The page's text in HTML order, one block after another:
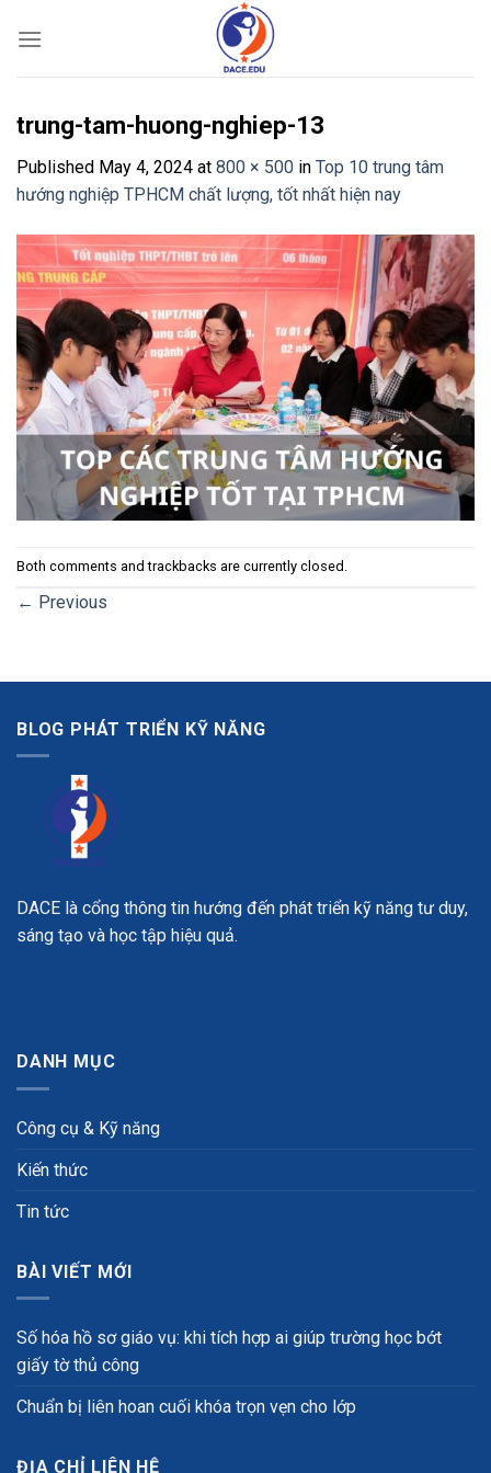
trung-tam-huong-nghiep-13
Published May 4, 2024 at 800 × 500 in Top 10 trung tâm
hướng nghiệp TPHCM chất lượng, tốt nhất hiện nay
Both comments and trackbacks are currently closed.
← Previous
BLOG PHÁT TRIỂN KỸ NĂNG
DACE là cổng thông tin hướng đến phát triển kỹ năng tư duy,
sáng tạo và học tập hiệu quả.
DANH MỤC
Công cụ & Kỹ năng
Kiến thức
Tin tức
BÀI VIẾT MỚI
Số hóa hồ sơ giáo vụ: khi tích hợp ai giúp trường học bớt
giấy tờ thủ công
Chuẩn bị liên hoan cuối khóa trọn vẹn cho lớp
ĐỊA CHỈ LIÊN HỆ